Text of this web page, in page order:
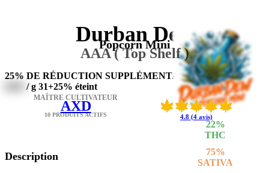
22%
THC
75%
SATIVA
Durban Dew
Popcorn Mini
AAA ( Top Shelf )
25% DE RÉDUCTION SUPPLÉMENTAIRE
/ g 31+25% éteint
4.8 (4 avis)
MAÎTRE CULTIVATEUR
AXD
10 PRODUITS ACTIFS
Description